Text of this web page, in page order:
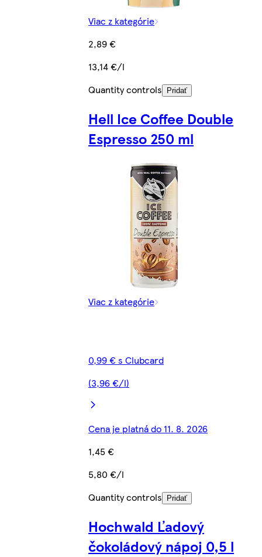
Viac z kategórie
2,89 €
13,14 €/l
Quantity controls
Pridať
Hell Ice Coffee Double
Espresso 250 ml
Viac z kategórie
0,99 € s Clubcard
(3,96 €/l)
Cena je platná do 11. 8. 2026
1,45 €
5,80 €/l
Quantity controls
Pridať
Hochwald Ľadový
čokoládový nápoj 0,5 l